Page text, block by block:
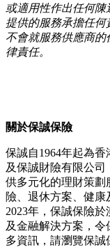
或適用性作出任何
提供的服務承擔任
不會就服務供應商
律責任。
關於保誠保險
保誠自1964年起為
及保誠財險有限公
供多元化的理財策劃
險、退休方案、健康
2023年，保誠保險
及金融解決方案，
多資訊，請瀏覽保誠